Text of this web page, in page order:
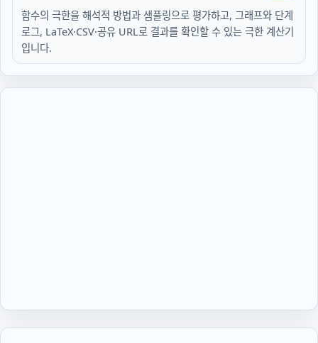
함수의 극한을 해석적 방법과 샘플링으로 평가하고, 그래프와 단계
로그, LaTeX·CSV·공유 URL로 결과를 확인할 수 있는 극한 계산기
입니다.